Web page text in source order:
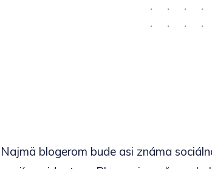
Najmä blogerom bude asi známa